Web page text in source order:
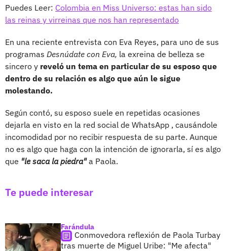
Puedes Leer: Colombia en Miss Universo: estas han sido
las reinas y virreinas que nos han representado
En una reciente entrevista con Eva Reyes, para uno de sus
programas Desnúdate con Eva, la exreina de belleza se
sincero y reveló un tema en particular de su esposo que
dentro de su relación es algo que aún le sigue
molestando.
Según contó, su esposo suele en repetidas ocasiones
dejarla en visto en la red social de WhatsApp , causándole
incomodidad por no recibir respuesta de su parte. Aunque
no es algo que haga con la intención de ignorarla, sí es algo
que "le saca la piedra"a Paola.
Te puede interesar
Farándula
Conmovedora reflexión de Paola Turbay
tras muerte de Miguel Uribe: "Me afecta"